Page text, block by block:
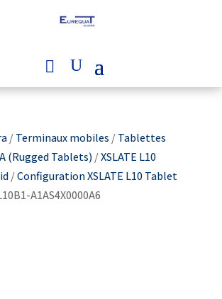
/Terminaux mobiles /Tablettes
(Rugged Tablets)/XSLATE L10
/Configuration XSLATE L10 Tablet
A1AS4X0000A6